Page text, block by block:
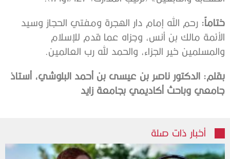
ختاماً: رحم الله إمام دار الهجرة ومفتي الحجاز وسيد
الأئمة مالك بن أنس، وجزاه عما قدم للإسلام
والمسلمين خير الجزاء، والحمد لله رب العالمين.
بقلم: الدكتور ناصر بن عيسى بن أحمد البلوشي، أستاذ
جامعي وباحث أكاديمي بجامعة زايد
أخبار ذات صلة